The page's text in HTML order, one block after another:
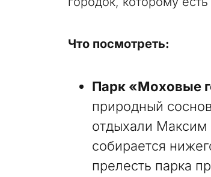
Что посмотреть:
Парк «Моховые
природный
отдыхали
собирается
прелесть парка